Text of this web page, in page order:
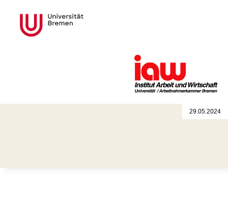
29.05.2024